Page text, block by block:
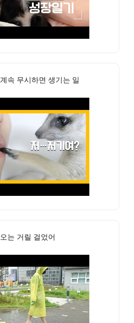
속 무시하면 생기는 일
는 거릴 걸었어